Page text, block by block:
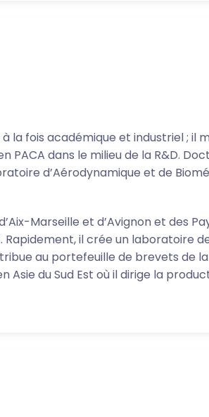
la fois académique et industriel ;
dans le milieu de la R&D.
d’Aérodynamique et de
Marseille et d’Avignon et des
il crée un laboratoire
au portefeuille de brevets de
du Sud Est où il dirige la